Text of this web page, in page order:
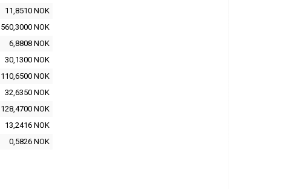
11,8510 NOK
560,3000 NOK
6,8808 NOK
30,1300 NOK
110,6500 NOK
32,6350 NOK
128,4700 NOK
13,2416 NOK
0,5826 NOK